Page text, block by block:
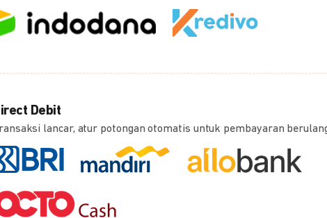
Debit
lancar, atur potongan otomatis untuk pembayaran